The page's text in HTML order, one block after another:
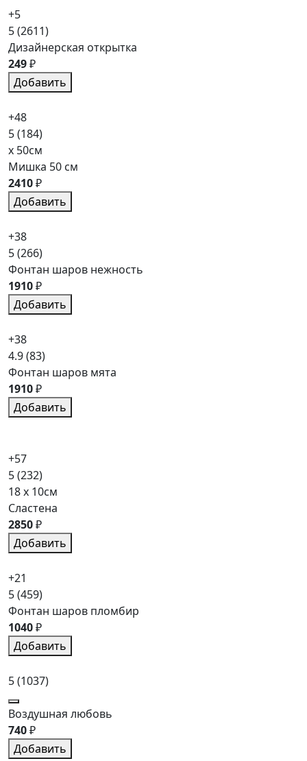
+5
5(2611)
Дизайнерская открытка
249₽
Добавить
+48
5(184)
x 50см
Мишка 50 см
2410₽
Добавить
+38
5(266)
Фонтан шаров нежность
1910₽
Добавить
+38
4.9(83)
Фонтан шаров мята
1910₽
Добавить
+57
5(232)
18 x 10см
Сластена
2850₽
Добавить
+21
5(459)
Фонтан шаров пломбир
1040₽
Добавить
5(1037)
Воздушная любовь
740₽
Добавить